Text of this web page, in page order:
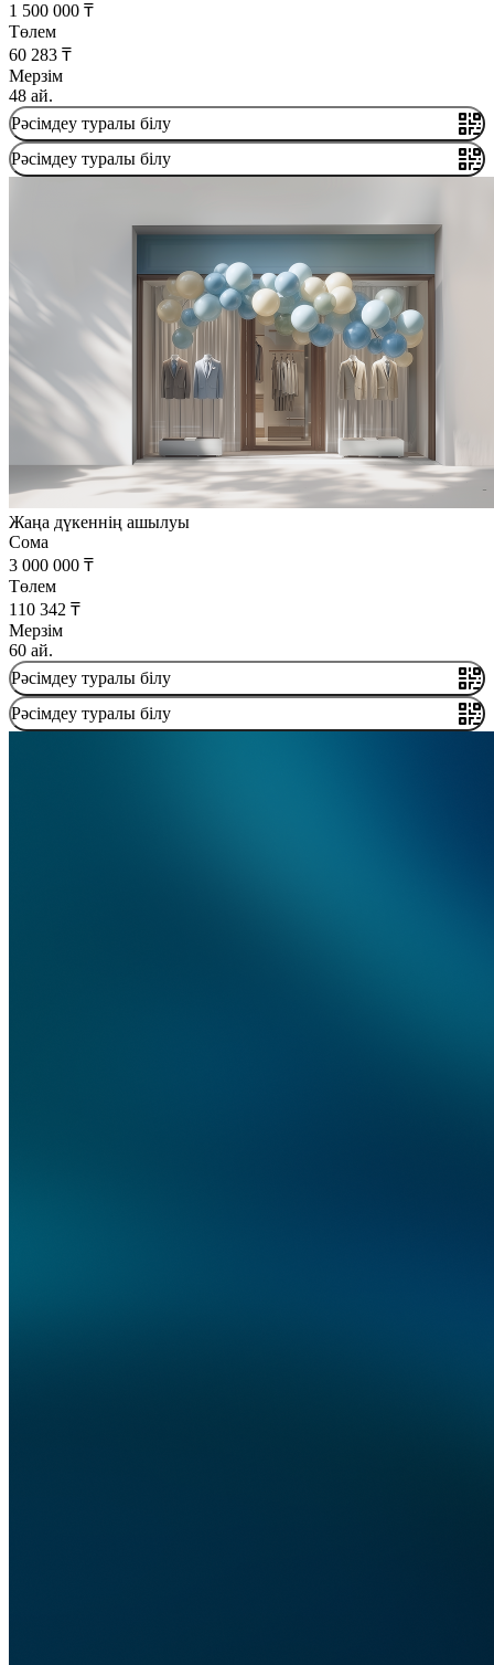
1 500 000 ₸
Төлем
60 283 ₸
Мерзім
48 ай.
Рәсімдеу туралы білу
Рәсімдеу туралы білу
Жаңа дүкеннің ашылуы
Сома
3 000 000 ₸
Төлем
110 342 ₸
Мерзім
60 ай.
Рәсімдеу туралы білу
Рәсімдеу туралы білу